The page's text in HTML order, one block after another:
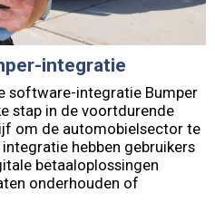
integratie
software-integratie Bumper
stap in de voortdurende
om de automobielsector te
hebben gebruikers
betaaloplossingen
onderhouden of